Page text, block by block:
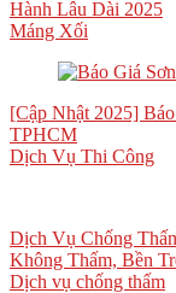
Hành Lâu Dài 2025
Máng Xối
[Cập Nhật 2025]
TPHCM
Dịch Vụ Thi Công
Dịch Vụ Chống
Không Thấm, Bền
Dịch vụ chống thấm